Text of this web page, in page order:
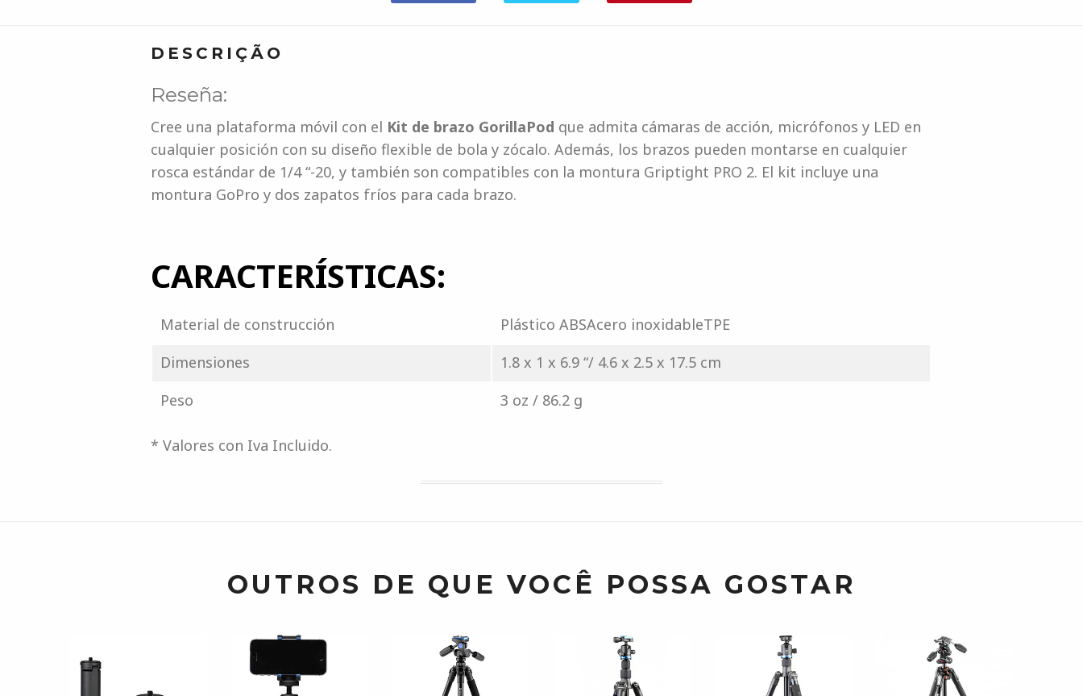
DESCRIÇÃO
Reseña:
Cree una plataforma móvil con el Kit de brazo GorillaPod que admita cámaras de acción, micrófonos y LED en
cualquier posición con su diseño flexible de bola y zócalo. Además, los brazos pueden montarse en cualquier
rosca estándar de 1/4 “-20, y también son compatibles con la montura Griptight PRO 2. El kit incluye una
montura GoPro y dos zapatos fríos para cada brazo.
CARACTERÍSTICAS:
Material de construcción
Plástico ABSAcero inoxidableTPE
Dimensiones
1.8 x 1 x 6.9 “/ 4.6 x 2.5 x 17.5 cm
Peso
3 oz / 86.2 g
* Valores con Iva Incluido.
OUTROS DE QUE VOCÊ POSSA GOSTAR